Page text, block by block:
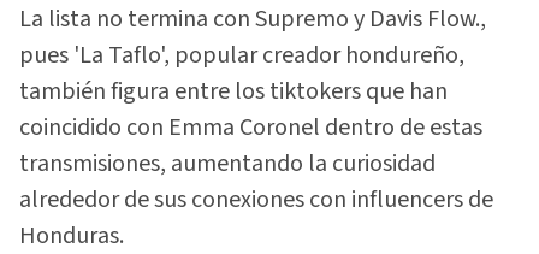
La lista no termina con Supremo y Davis Flow.,
pues 'La Taflo', popular creador hondureño,
también figura entre los tiktokers que han
coincidido con Emma Coronel dentro de estas
transmisiones, aumentando la curiosidad
alrededor de sus conexiones con influencers de
Honduras.